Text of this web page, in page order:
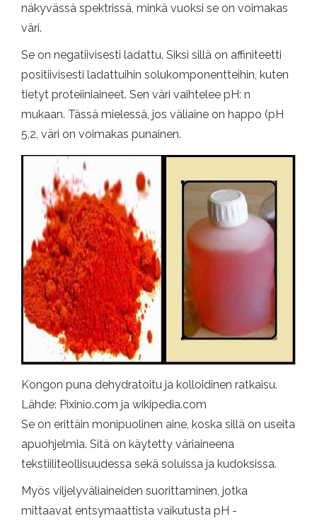
näkyvässä spektrissä, minkä vuoksi se on voimakas
väri.
Se on negatiivisesti ladattu. Siksi sillä on affiniteetti
positiivisesti ladattuihin solukomponentteihin, kuten
tietyt proteiiniaineet. Sen väri vaihtelee pH: n
mukaan. Tässä mielessä, jos väliaine on happo (pH
5,2, väri on voimakas punainen.
Kongon puna dehydratoitu ja kolloidinen ratkaisu.
Lähde: Pixinio.com ja wikipedia.com
Se on erittäin monipuolinen aine, koska sillä on useita
apuohjelmia. Sitä on käytetty väriaineena
tekstiiliteollisuudessa sekä soluissa ja kudoksissa.
Myös viljelyväliaineiden suorittaminen, jotka
mittaavat entsymaattista vaikutusta pH -